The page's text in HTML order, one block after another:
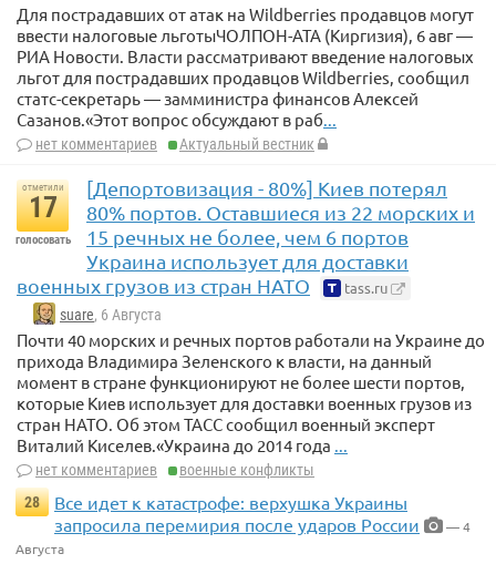
Для пострадавших от атак на Wildberries продавцов могут
ввести налоговые льготыЧОЛПОН-АТА (Киргизия), 6 авг —
РИА Новости. Власти рассматривают введение налоговых
льгот для пострадавших продавцов Wildberries, сообщил
статс-секретарь — замминистра финансов Алексей
Сазанов.«Этот вопрос обсуждают в раб
нет комментариев Актуальный вестник
отметили
17
голосовать
[Депортовизация - 80%] Киев потерял
80% портов. Оставшиеся из 22 морских и
15 речных не более, чем 6 портов
Украина использует для доставки
военных грузов из стран НАТО
tass.ru
suare, 6 Августа
Почти 40 морских и речных портов работали на Украине до
прихода Владимира Зеленского к власти, на данный
момент в стране функционируют не более шести портов,
которые Киев использует для доставки военных грузов из
стран НАТО. Об этом ТАСС сообщил военный эксперт
Виталий Киселев.«Украина до 2014 года ...
нет комментариев
военные конфликты
28
Все идет к катастрофе: верхушка Украины
запросила перемирия после ударов России
— 4
Августа